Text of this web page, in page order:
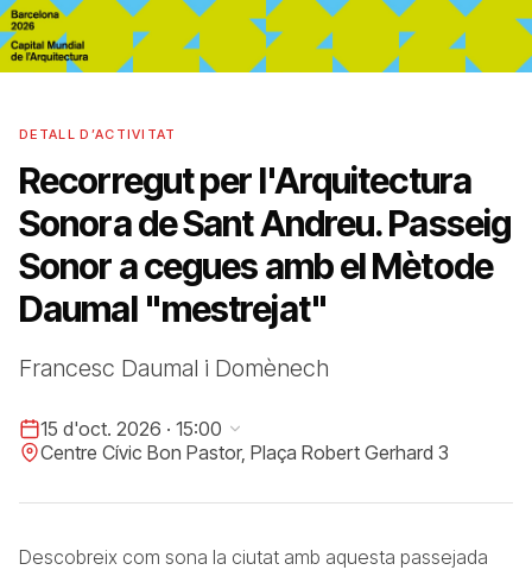
DETALL D’ACTIVITAT
Recorregut per l'Arquitectura
Sonora de Sant Andreu. Passeig
Sonor a cegues amb el Mètode
Daumal "mestrejat"
Francesc Daumal i Domènech
15 d'oct. 2026 · 15:00
Centre Cívic Bon Pastor, Plaça Robert Gerhard 3
Descobreix com sona la ciutat amb aquesta passejada